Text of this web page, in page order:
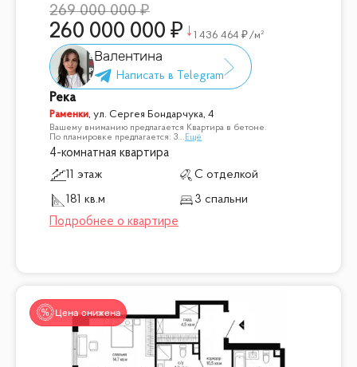
269 000 000
260 000 000 1 436 464 /м²
Валентина
Река
Раменки,ул. Сергея Бондарчука, 4
Вашему вниманию предлагается Квартира в бетоне.
По планировке предлагается: 3... Ещё
4-комнатная квартира
11 этаж
С отделкой
181 кв.м
3 спальни
Цена снижена